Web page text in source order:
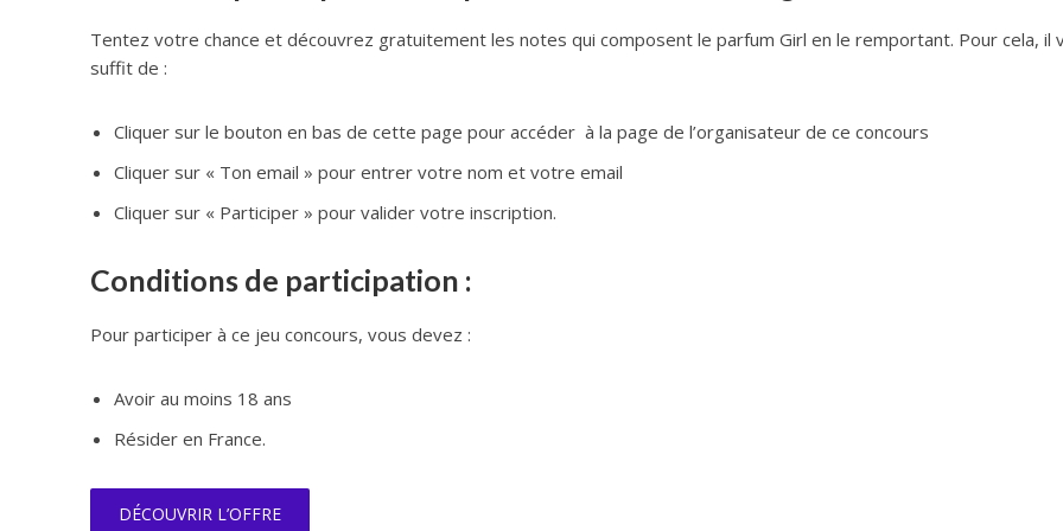
Tentez votre chance et découvrez gratuitement les notes qui composent le parfum Girl en le remportant. Pour cela, il
suffit de :
Cliquer sur le bouton en bas de cette page pour accéder à la page de l’organisateur de ce concours
Cliquer sur « Ton email » pour entrer votre nom et votre email
Cliquer sur « Participer » pour valider votre inscription.
Conditions de participation :
Pour participer à ce jeu concours, vous devez :
Avoir au moins 18 ans
Résider en France.
DÉCOUVRIR L’OFFRE